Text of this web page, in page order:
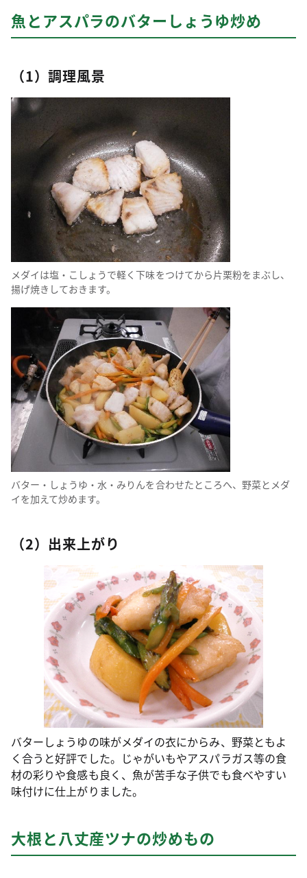
魚とアスパラのバターしょうゆ炒め
（1）調理風景
メダイは塩・こしょうで軽く下味をつけてから片栗粉をまぶし、
揚げ焼きしておきます。
バター・しょうゆ・水・みりんを合わせたところへ、野菜とメダ
イを加えて炒めます。
（2）出来上がり
バターしょうゆの味がメダイの衣にからみ、野菜ともよ
く合うと好評でした。じゃがいもやアスパラガス等の食
材の彩りや食感も良く、魚が苦手な子供でも食べやすい
味付けに仕上がりました。
大根と八丈産ツナの炒めもの